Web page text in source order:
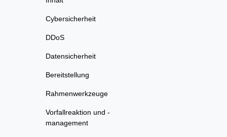
Cybersicherheit
DDoS
Datensicherheit
Bereitstellung
Rahmenwerkzeuge
Vorfallreaktion und -
management